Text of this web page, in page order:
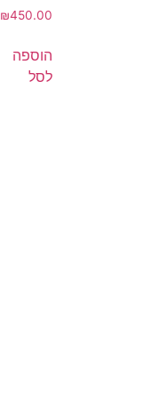
דורג
5.00
₪450.00
הוספה
לסל